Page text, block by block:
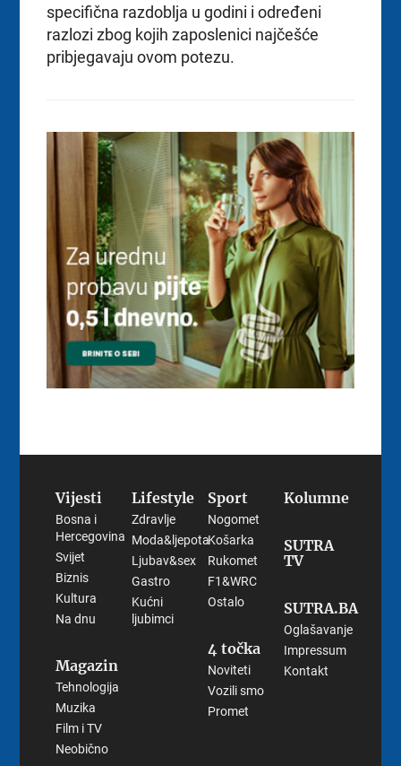
specifična razdoblja u godini i određeni
razlozi zbog kojih zaposlenici najčešće
pribjegavaju ovom potezu.
Vijesti
Bosna i
Hercegovina
Svijet
Biznis
Kultura
Na dnu
Magazin
Tehnologija
Muzika
Film i TV
Neobično
Lifestyle
Zdravlje
Moda&ljepota
Ljubav&sex
Gastro
Kućni
ljubimci
Sport
Nogomet
Košarka
Rukomet
F1&WRC
Ostalo
4 točka
Noviteti
Vozili smo
Promet
Kolumne
SUTRA
TV
SUTRA.BA
Oglašavanje
Impressum
Kontakt